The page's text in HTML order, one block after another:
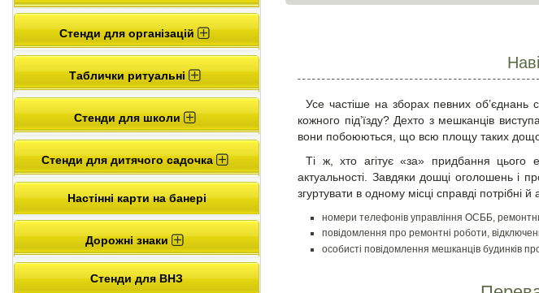
Стенди для організацій
Таблички ритуальні
Стенди для школи
Стенди для дитячого садочка
Настінні карти на банері
Дорожні знаки
Стенди для ВНЗ
Усе частіше на зборах певних об’єднань
кожного під’їзду? Дехто з мешканців
вони побоюються, що всю площу таких
Ті ж, хто агітує «за» придбання цього
актуальності. Завдяки дошці оголошень і
згуртувати в одному місці справді потрібні
номери телефонів управління ОСББ,
повідомлення про ремонтні роботи,
особисті повідомлення мешканців будинків